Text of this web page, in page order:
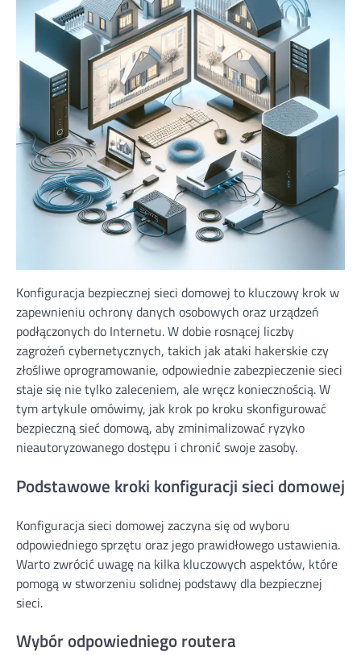
Konfiguracja bezpiecznej sieci domowej to kluczowy krok w
zapewnieniu ochrony danych osobowych oraz urządzeń
podłączonych do Internetu. W dobie rosnącej liczby
zagrożeń cybernetycznych, takich jak ataki hakerskie czy
złośliwe oprogramowanie, odpowiednie zabezpieczenie sieci
staje się nie tylko zaleceniem, ale wręcz koniecznością. W
tym artykule omówimy, jak krok po kroku skonfigurować
bezpieczną sieć domową, aby zminimalizować ryzyko
nieautoryzowanego dostępu i chronić swoje zasoby.
Podstawowe kroki konfiguracji sieci domowej
Konfiguracja sieci domowej zaczyna się od wyboru
odpowiedniego sprzętu oraz jego prawidłowego ustawienia.
Warto zwrócić uwagę na kilka kluczowych aspektów, które
pomogą w stworzeniu solidnej podstawy dla bezpiecznej
sieci.
Wybór odpowiedniego routera